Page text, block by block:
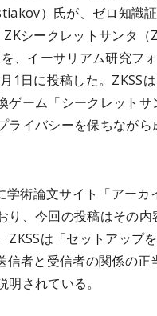
）氏が、ゼロ知識
シークレットサンタ（
、イーサリアム研究フ
1日に投稿した。ZKSS
ゲーム「シークレット
ライバシーを保ちながら
学術論文サイト「アーカ
り、今回の投稿はその
ZKSSは「セットアップ
信者と受信者の関係の正
されている。